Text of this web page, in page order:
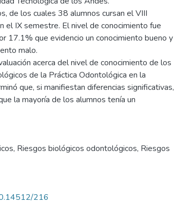
de los cuales 38 alumnos cursan el VIII
el IX semestre. El nivel de conocimiento fue
17.1% que evidencio un conocimiento bueno y
malo.
acerca del nivel de conocimiento de los
de la Práctica Odontológica en la
que, si manifiestan diferencias significativas,
la mayoría de los alumnos tenía un
, Riesgos biológicos odontológicos, Riesgos
216